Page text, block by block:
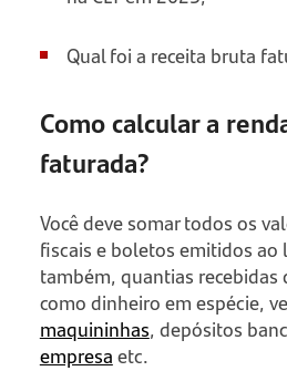
Qual foi a receita bruta
Como calcular a
faturada?
Você deve somar todos os
fiscais e boletos emitidos ao
também, quantias recebidas
como dinheiro em espécie,
maquininhas, depósitos
empresaetc.